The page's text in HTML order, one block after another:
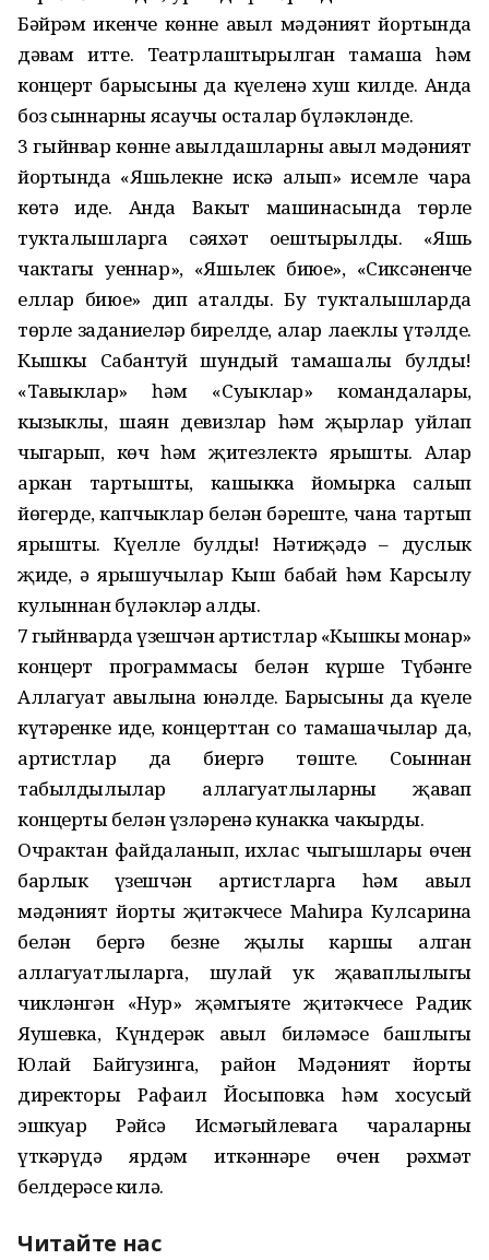
Бәйрәм икенче көнне авыл мәдәният йортында
дәвам итте. Театрлаштырылган тамаша һәм
концерт барысының да күңеленә хуш килде. Анда
боз сыннарны ясаучы осталар бүләкләнде.
3 гыйнвар көнне авылдашларны авыл мәдәният
йортында «Яшьлекне искә алып» исемле чара
көтә иде. Анда Вакыт машинасында төрле
тукталышларга сәяхәт оештырылды. «Яшь
чактагы уеннар», «Яшьлек биюе», «Сиксәненче
еллар биюе» дип аталды. Бу тукталышларда
төрле заданиеләр бирелде, алар лаеклы үтәлде.
Кышкы Сабантуй шундый тамашалы булды!
«Тавыклар» һәм «Суыклар» командалары,
кызыклы, шаян девизлар һәм җырлар уйлап
чыгарып, көч һәм җитезлектә ярышты. Алар
аркан тартышты, кашыкка йомырка салып
йөгерде, капчыклар белән бәреште, чана тартып
ярышты. Күңелле булды! Нәтиҗәдә – дуслык
җиңде, ә ярышучылар Кыш бабай һәм Карсылу
кулыннан бүләкләр алды.
7 гыйнварда үзешчән артистлар «Кышкы моңнар»
концерт программасы белән күрше Түбәнге
Аллагуат авылына юнәлде. Барысының да күңеле
күтәренке иде, концерттан соң тамашачылар да,
артистлар да биергә төште. Соңыннан
табылдылылар аллагуатлыларны җавап
концерты белән үзләренә кунакка чакырды.
Очрактан файдаланып, ихлас чыгышлары өчен
барлык үзешчән артистларга һәм авыл
мәдәният йорты җитәкчесе Маһира Кулсарина
белән бергә безне җылы каршы алган
аллагуатлыларга, шулай ук җаваплылыгы
чикләнгән «Нур» җәмгыяте җитәкчесе Радик
Яушевка, Күндерәк авыл биләмәсе башлыгы
Юлай Байгузинга, район Мәдәният йорты
директоры Рафаил Йосыповка һәм хосусый
эшкуар Рәйсә Исмәгыйлевага чараларны
үткәрүдә ярдәм иткәннәре өчен рәхмәт
белдерәсе килә.
Читайте нас